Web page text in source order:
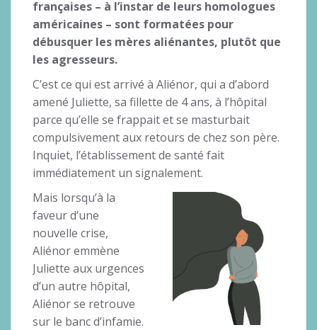
françaises – à l’instar de leurs homologues
américaines – sont formatées pour
débusquer les mères aliénantes, plutôt que
les agresseurs.
C’est ce qui est arrivé à Aliénor, qui a d’abord
amené Juliette, sa fillette de 4 ans, à l’hôpital
parce qu’elle se frappait et se masturbait
compulsivement aux retours de chez son père.
Inquiet, l’établissement de santé fait
immédiatement un signalement.
Mais lorsqu’à la
faveur d’une
nouvelle crise,
Aliénor emmène
Juliette aux urgences
d’un autre hôpital,
Aliénor se retrouve
sur le banc d’infamie.